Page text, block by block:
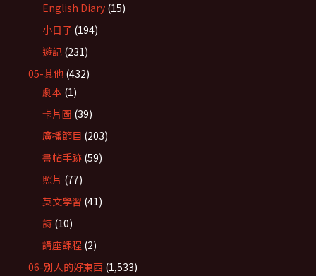
English Diary (15)
小日子 (194)
遊記 (231)
05-其他 (432)
劇本 (1)
卡片圖 (39)
廣播節目 (203)
書帖手跡 (59)
照片 (77)
英文學習 (41)
詩 (10)
講座課程 (2)
06-別人的好東西 (1,533)